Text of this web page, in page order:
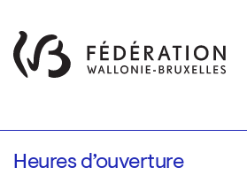
Heures d’ouverture